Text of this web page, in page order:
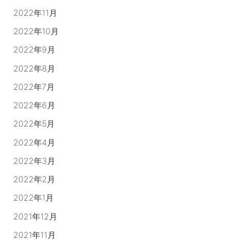
2022年11月
2022年10月
2022年9月
2022年8月
2022年7月
2022年6月
2022年5月
2022年4月
2022年3月
2022年2月
2022年1月
2021年12月
2021年11月